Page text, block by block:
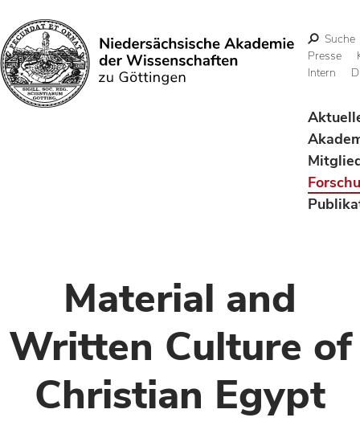
Suchen
Suche
Presse
Intern
Material and
Written Culture of
Christian Egypt